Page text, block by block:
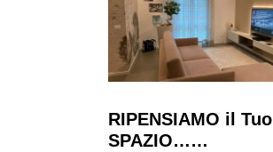
RIPENSIAMO il Tuo
SPAZIO……